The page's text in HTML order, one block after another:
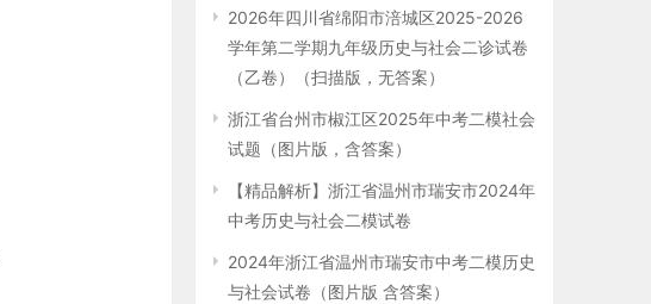
2026年四川省绵阳市涪城区2025-2026
学年第二学期九年级历史与社会二诊试卷
（乙卷）（扫描版，无答案）
浙江省台州市椒江区2025年中考二模社会
试题（图片版，含答案）
【精品解析】浙江省温州市瑞安市2024年
中考历史与社会二模试卷
2024年浙江省温州市瑞安市中考二模历史
与社会试卷（图片版 含答案）